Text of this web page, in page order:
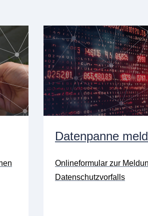
Datenpanne
Onlineformular zur
Datenschutzvorfalls